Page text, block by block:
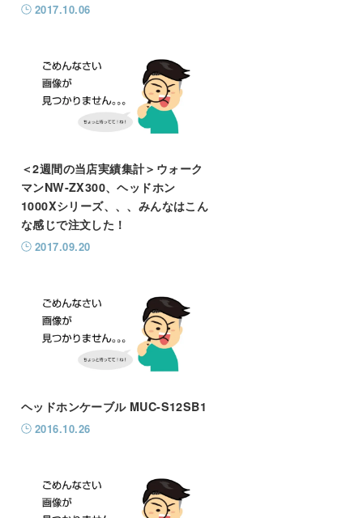
2017.10.06
＜2週間の当店実績集計＞ウォーク
マンNW-ZX300、ヘッドホン
1000Xシリーズ、、、みんなはこん
な感じで注文した！
2017.09.20
ヘッドホンケーブル MUC-S12SB1
2016.10.26